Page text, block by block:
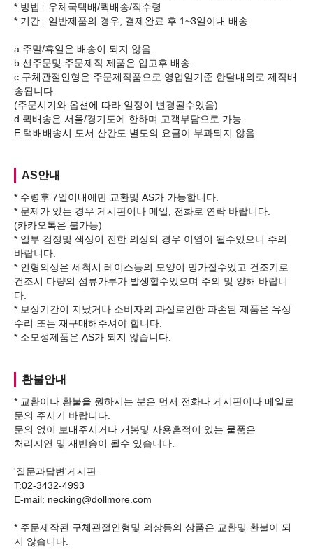
* 방법 : 우체국택배/퀵배송/직수령
* 기간 : 일반제품의 경우, 결제완료 후 1~3일이내 배송.
a.주말/휴일은 배송이 되지 않음.
b.선주문및 주문제작 제품은 입고후 배송.
c.구체관절인형은 주문제작품으로 영업일기준 한달내외로 제작배
송됩니다.
(주문시기와 옵션에 따라 일정이 변경될수있음)
d.퀵배송은 서울/경기도에 한하며 고객부담으로 가능.
AS안내
* 수령후 7일이내에만 교환및 AS가 가능합니다.
* 문제가 있는 경우 게시판이나 메일, 전화로 연락 바랍니다.
(카카오톡은 불가능)
* 일부 검정및 색상이 진한 의상의 경우 이염이 될수있으니 주의
바랍니다.
* 인형의상은 세척시 레이스등의 모양이 망가질수있고 건조기로
건조시 다량의 섬류가루가 발생할수있으며 주의 및 양해 바랍니
다.
* 보상기간이 지났거나 소비자의 과실로인한 파손된 제품은 유상
수리 또는 재구매해주셔야 합니다.
환불안내
* 교환이나 환불을 원하시는 분은 먼저 전화나 게시판이나 메일로
문의 주시기 바랍니다.
문의 없이 보내주시거나 개봉및 사용흔적이 있는 물품은
처리지연 및 재반송이 될수 있습니다.
'질문과답변'게시판
T:02-3432-4993
E-mail: necking@dollmore.com
* 주문제작된 구체관절인형및 의상등의 상품은 교환및 환불이 되
지 않습니다.